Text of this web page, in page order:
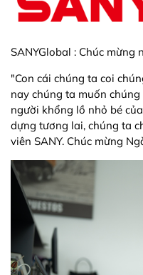
SANYGlobal : Chúc mừng
"Con cái chúng ta coi
nay chúng ta muốn
người khổng lồ nhỏ bé
dựng tương lai, chúng ta
viên SANY. Chúc mừng